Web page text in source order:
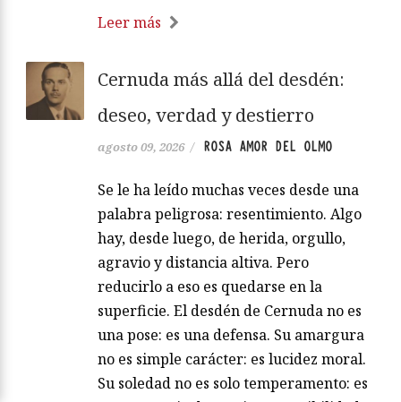
Leer más
Cernuda más allá del desdén:
deseo, verdad y destierro
agosto 09, 2026 / ROSA AMOR DEL OLMO
Se le ha leído muchas veces desde una
palabra peligrosa: resentimiento. Algo
hay, desde luego, de herida, orgullo,
agravio y distancia altiva. Pero
reducirlo a eso es quedarse en la
superficie. El desdén de Cernuda no es
una pose: es una defensa. Su amargura
no es simple carácter: es lucidez moral.
Su soledad no es solo temperamento: es